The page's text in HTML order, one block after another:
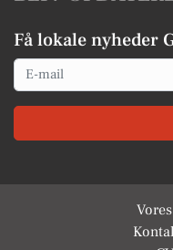
Få lokale nyheder
Email